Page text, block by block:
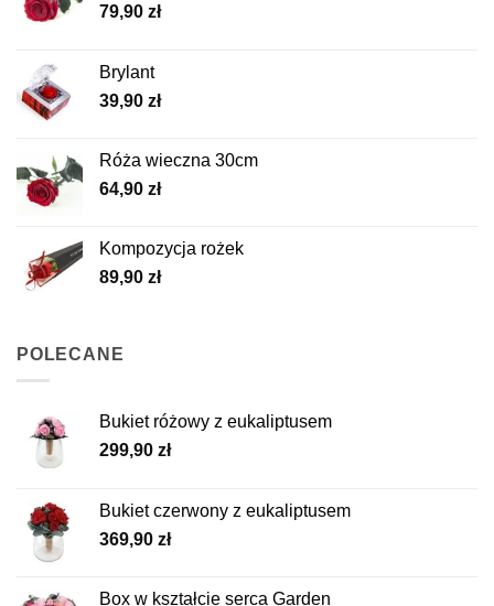
79,90 zł
Brylant
39,90 zł
Róża wieczna 30cm
64,90 zł
Kompozycja rożek
89,90 zł
POLECANE
Bukiet różowy z eukaliptusem
299,90 zł
Bukiet czerwony z eukaliptusem
369,90 zł
Box w kształcie serca Garden